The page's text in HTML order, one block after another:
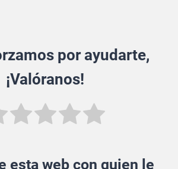
por ayudarte,
¡Valóranos!
esta web con quien le